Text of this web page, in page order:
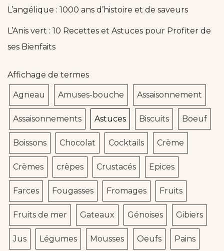
L’angélique : 1000 ans d’histoire et de saveurs
L’Anis vert : 10 Recettes et Astuces pour Profiter de
ses Bienfaits
Affichage de termes
Agneau Amuses-bouche Assaisonnement
Assaisonnements Astuces Biscuits Boeuf
Boissons Chocolat Cocktails Crème
Crèmes crèpes Crustacés Epices
Farces Fougasses Fromages Fruits
Fruits de mer Gateaux Génoises Gibiers
Jus Légumes Mousses Oeufs Pains